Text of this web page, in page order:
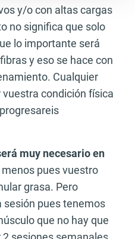
y/o con altas cargas
no significa que solo
lo importante será
y eso se hace con
Cualquier
condición física
muy necesario en
menos pues vuestro
grasa. Pero
sesión pues tenemos
que no hay que